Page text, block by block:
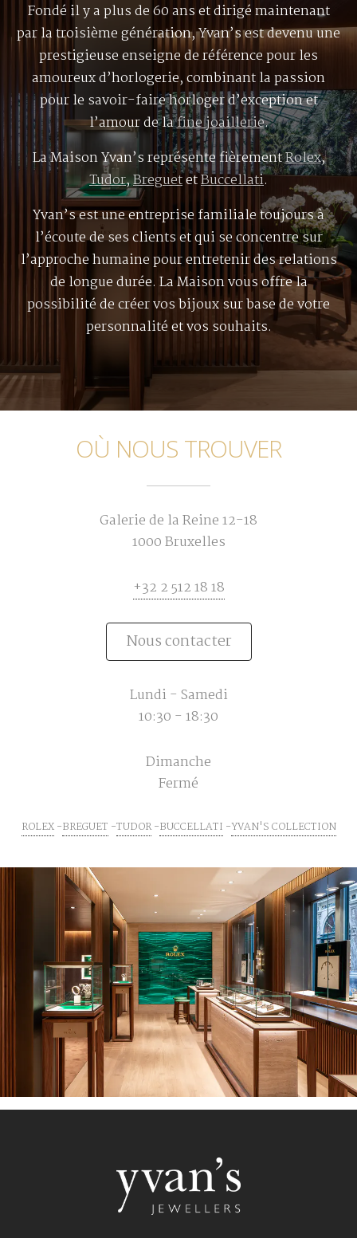
Fondé il y a plus de 60 ans et dirigé maintenant
par la troisième génération, Yvan’s est devenu une
prestigieuse enseigne de référence pour les
amoureux d’horlogerie, combinant la passion
pour le savoir-faire horloger d’exception et
l’amour de lafine joaillerie.
La Maison Yvan’s représente fièrementRolex,
Tudor,BreguetetBuccellati.
Yvan’s est une entreprise familiale toujours à
l’écoute de ses clients et qui se concentre sur
l’approche humaine pour entretenir des relations
de longue durée. La Maison vous offre la
possibilité de créer vos bijoux sur base de votre
personnalité et vos souhaits.
OÙ NOUS TROUVER
Galerie de la Reine 12-18
1000 Bruxelles
+32 2 512 18 18
Nous contacter
Lundi - Samedi
10:30 - 18:30
Dimanche
Fermé
ROLEX BREGUET TUDOR BUCCELLATI YVAN'S COLLECTION